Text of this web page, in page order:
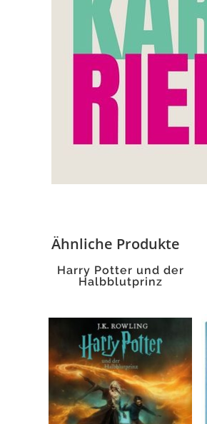
Ähnliche Produkte
Harry Potter und der
Halbblutprinz